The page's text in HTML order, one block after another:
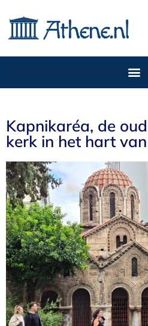
Kapnikaréa, de
kerk in het hart